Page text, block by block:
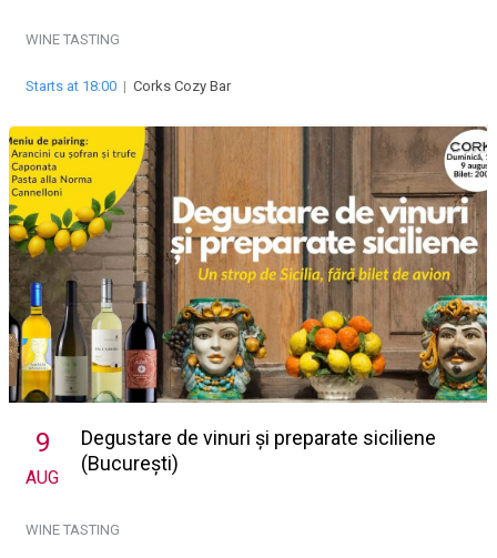
WINE TASTING
Starts at 18:00 | Corks Cozy Bar
9
AUG
Degustare de vinuri și preparate siciliene
(București)
WINE TASTING